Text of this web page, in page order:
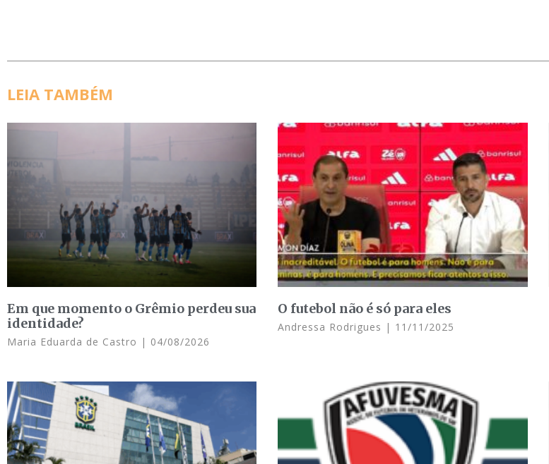
LEIA TAMBÉM
Em que momento o Grêmio perdeu sua
identidade?
Maria Eduarda de Castro 04/08/2026
O futebol não é só para eles
Andressa Rodrigues 11/11/2025